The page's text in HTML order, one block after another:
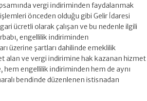
vergi indiriminden faydalanmak
önceden olduğu gibi Gelir İdaresi
ücretli olarak çalışan ve bu nedenle ilgili
engellilik indiriminden
üzerine şartları dahilinde emeklilik
alan ve vergi indirimine hak kazanan hizmet
hem engellilik indiriminden hem de aynı
bendinde düzenlenen istisnadan